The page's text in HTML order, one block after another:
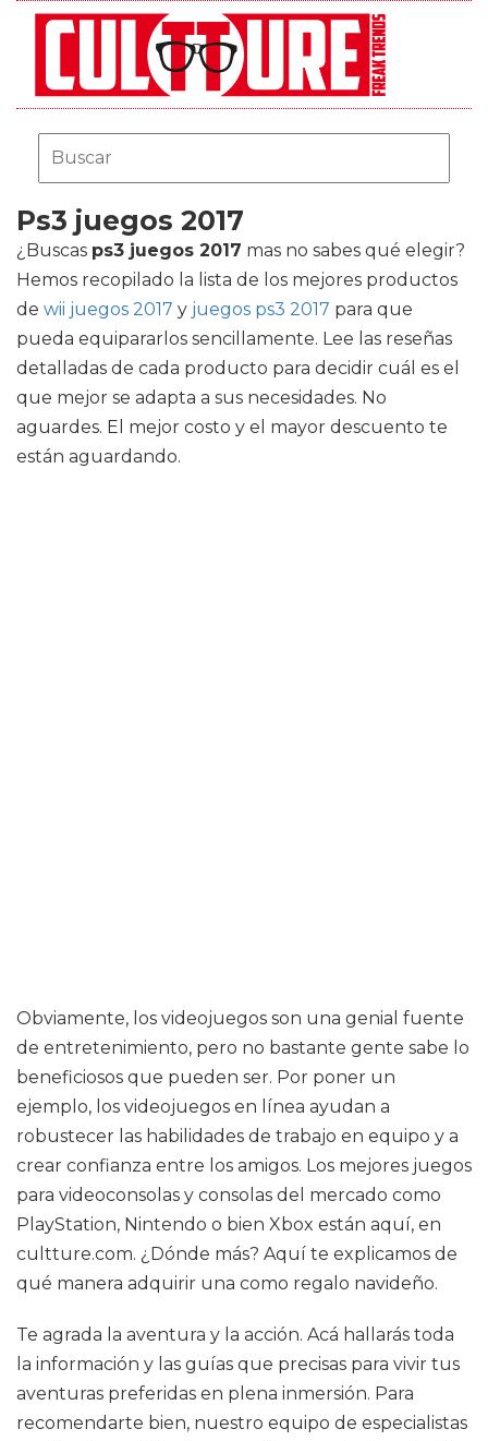
Ps3 juegos 2017
¿Buscas ps3 juegos 2017 mas no sabes qué elegir?
Hemos recopilado la lista de los mejores productos
de wii juegos 2017 y juegos ps3 2017 para que
pueda equipararlos sencillamente. Lee las reseñas
detalladas de cada producto para decidir cuál es el
que mejor se adapta a sus necesidades. No
aguardes. El mejor costo y el mayor descuento te
están aguardando.
Obviamente, los videojuegos son una genial fuente
de entretenimiento, pero no bastante gente sabe lo
beneficiosos que pueden ser. Por poner un
ejemplo, los videojuegos en línea ayudan a
robustecer las habilidades de trabajo en equipo y a
crear confianza entre los amigos. Los mejores juegos
para videoconsolas y consolas del mercado como
PlayStation, Nintendo o bien Xbox están aquí, en
cultture.com. ¿Dónde más? Aquí te explicamos de
qué manera adquirir una como regalo navideño.
Te agrada la aventura y la acción. Acá hallarás toda
la información y las guías que precisas para vivir tus
aventuras preferidas en plena inmersión. Para
recomendarte bien, nuestro equipo de especialistas